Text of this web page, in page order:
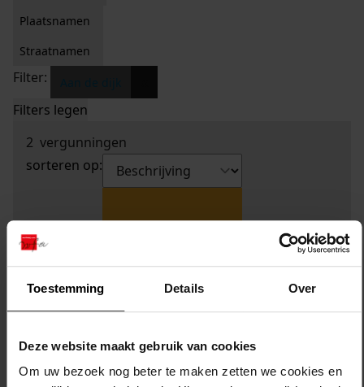
Toestemming Details Over
Deze website maakt gebruik van cookies
Om uw bezoek nog beter te maken zetten we cookies en
Plaatsnamen
Straatnamen
Filter:
Filters legen
2 vergunningen
sorteren op: